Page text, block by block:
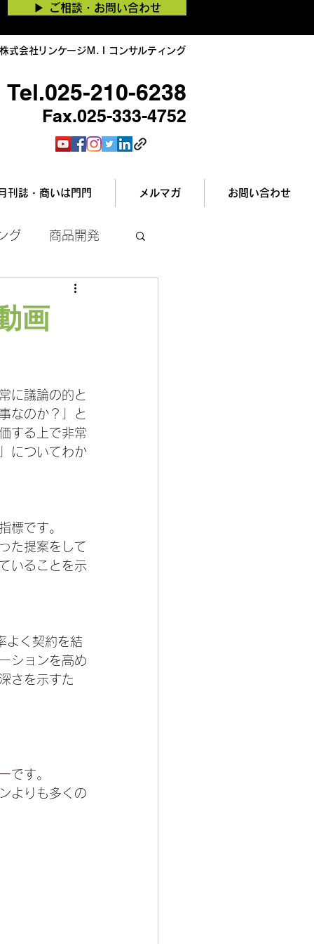
▶︎ ご相談・お問い合わせ
式会社リンケージＭ.Ｉコンサルティング
Tel.025-210-6238
Fax.025-333-4752
刊誌・商いは門門 メルマガ お問い合わせ
グ 商品開発
画
に議論の的と
なのか？」と
する上で非常
についてわか
標です。
た提案をして
いることを示
よく契約を結
ションを高め
さを示すた
です。
よりも多くの